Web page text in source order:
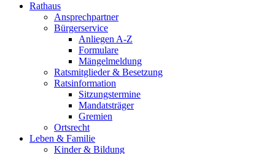
Rathaus
Ansprechpartner
Bürgerservice
Anliegen A-Z
Formulare
Mängelmeldung
Ratsmitglieder & Besetzung
Ratsinformation
Sitzungstermine
Mandatsträger
Gremien
Ortsrecht
Leben & Familie
Kinder & Bildung